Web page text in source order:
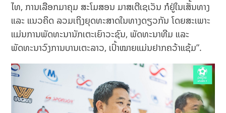
ໄທ, ການເລືອກມາຄຸມ ສະໂມສອນ ມາສເຕີເຊເວັນ ກໍຢູ່ໃນເສັ້ນທາງ
ແລະ ແນວຄິດ ລວມເຖິງຍຸດທະສາດໃນທາງດຽວກັນ ໂດຍສະເພາະ
ແມ່ນການພັດທະນານັກເຕະເຍົາວະຊົນ, ພັດທະນາທີມ ແລະ
ພັດທະນາວົງການບານເຕະລາວ, ເປົ້າໝາຍແມ່ນຢາກຄວ້າແຊ້ມ”.